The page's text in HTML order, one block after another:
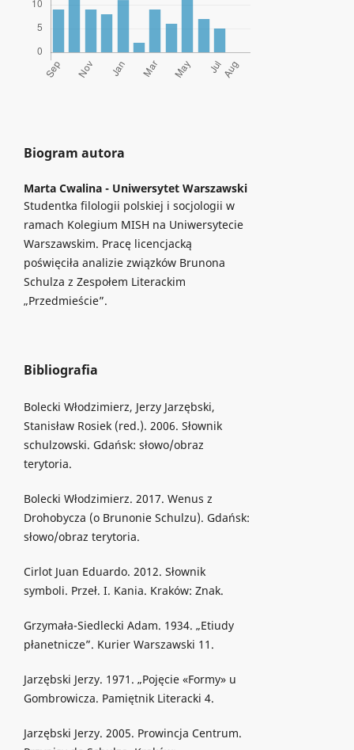
Biogram autora
Marta Cwalina - Uniwersytet Warszawski
Studentka filologii polskiej i socjologii w
ramach Kolegium MISH na Uniwersytecie
Warszawskim. Pracę licencjacką
poświęciła analizie związków Brunona
Schulza z Zespołem Literackim
„Przedmieście”.
Bibliografia
Bolecki Włodzimierz, Jerzy Jarzębski,
Stanisław Rosiek (red.). 2006. Słownik
schulzowski. Gdańsk: słowo/obraz
terytoria.
Bolecki Włodzimierz. 2017. Wenus z
Drohobycza (o Brunonie Schulzu). Gdańsk:
słowo/obraz terytoria.
Cirlot Juan Eduardo. 2012. Słownik
symboli. Przeł. I. Kania. Kraków: Znak.
Grzymała-Siedlecki Adam. 1934. „Etiudy
płanetnicze”. Kurier Warszawski 11.
Jarzębski Jerzy. 1971. „Pojęcie «Formy» u
Gombrowicza. Pamiętnik Literacki 4.
Jarzębski Jerzy. 2005. Prowincja Centrum.